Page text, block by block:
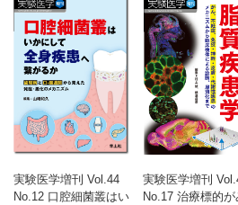
用【森 健一】
8. [Short Article] 抗体医薬品設計に
開 ―中外製薬【寺本礼仁】
9. グローバル投資家の視点から見
田広樹，鈴木ゆりあ】
索引
実験医学増刊 Vol.44
No.12 口腔細菌叢はい
実験医学増刊
No.17 治療標的が